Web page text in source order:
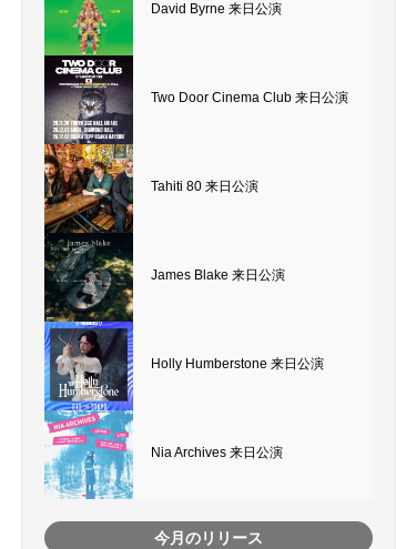
David Byrne 来日公演
Two Door Cinema Club 来日公演
Tahiti 80 来日公演
James Blake 来日公演
Holly Humberstone 来日公演
Nia Archives 来日公演
今月のリリース